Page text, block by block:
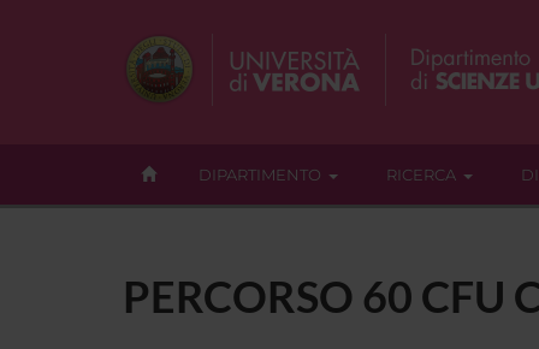
DIPARTIMENTO RICERCA
PERCORSO 60 CFU